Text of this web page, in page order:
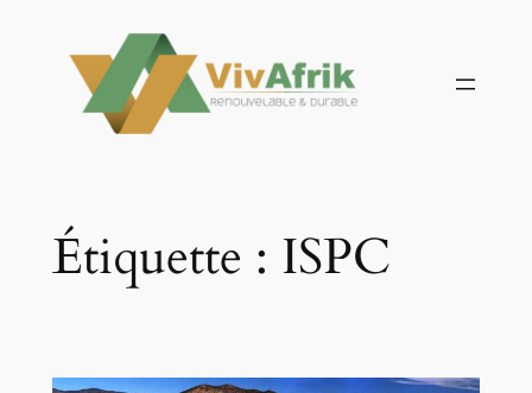
contenu
Étiquette : ISPC